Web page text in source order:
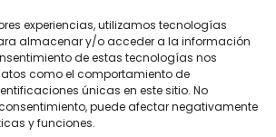
experiencias, utilizamos tecnologías
almacenar y/o acceder a la información
de estas tecnologías nos
como el comportamiento de
únicas en este sitio. No
puede afectar negativamente
y funciones.